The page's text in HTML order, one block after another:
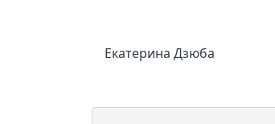
Екатерина Дзюба